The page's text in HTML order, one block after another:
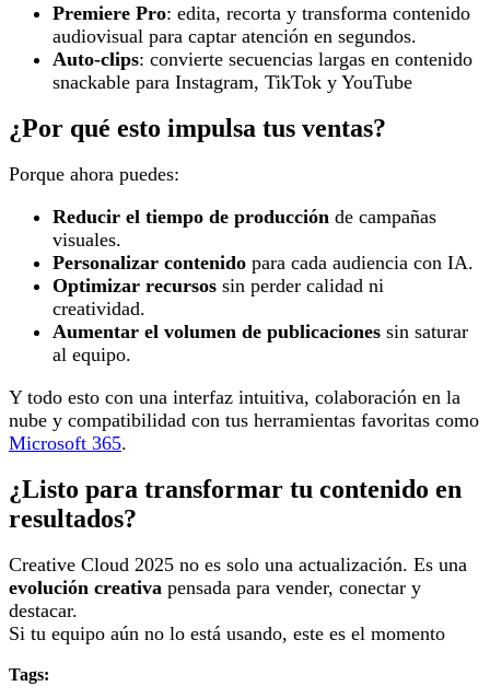
Premiere Pro: edita, recorta y transforma contenido
audiovisual para captar atención en segundos.
Auto-clips: convierte secuencias largas en contenido
snackable para Instagram, TikTok y YouTube
¿Por qué esto impulsa tus ventas?
Porque ahora puedes:
Reducir el tiempo de producción de campañas
visuales.
Personalizar contenido para cada audiencia con IA.
Optimizar recursos sin perder calidad ni
creatividad.
Aumentar el volumen de publicaciones sin saturar
al equipo.
Y todo esto con una interfaz intuitiva, colaboración en la
nube y compatibilidad con tus herramientas favoritas como
Microsoft 365.
¿Listo para transformar tu contenido en
resultados?
Creative Cloud 2025 no es solo una actualización. Es una
evolución creativa pensada para vender, conectar y
destacar.
Si tu equipo aún no lo está usando, este es el momento
Tags: